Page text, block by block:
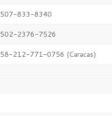
507-833-8340
502-2376-7526
58-212-771-0756 (Caracas)